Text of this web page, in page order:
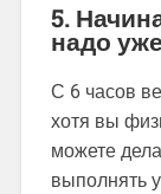
5.
надо
С 6 часов
хотя вы
можете
выполнять